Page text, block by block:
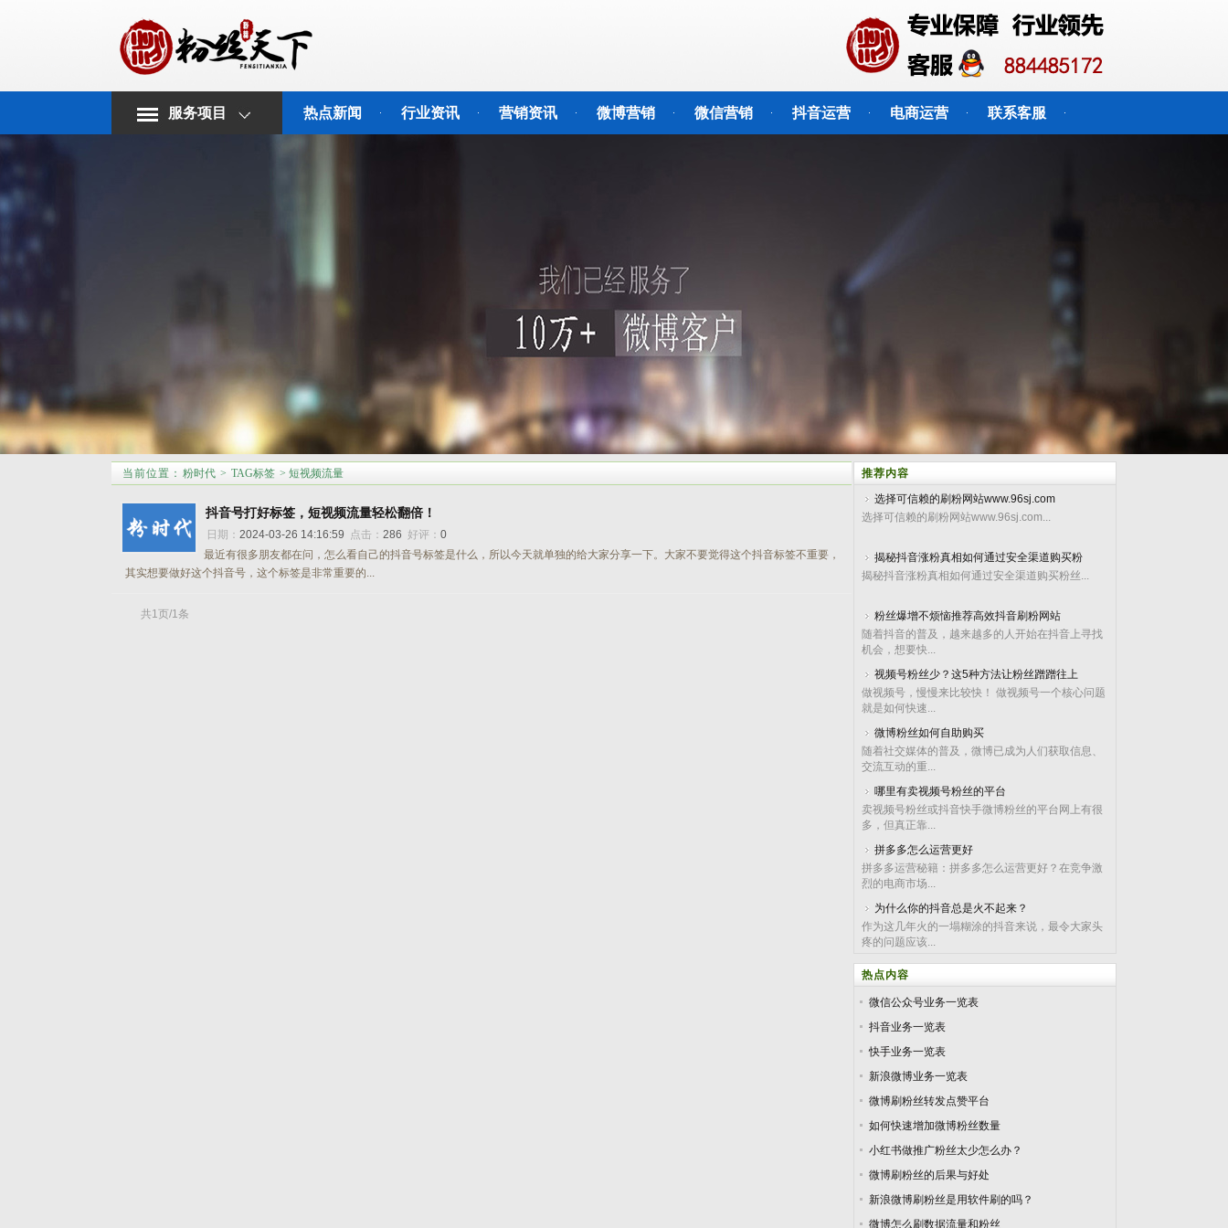
服务项目 热点新闻 行业资讯 营销资讯 微博营销 微信营销 抖音运营 电商运营 联系客服
当前位置 ： 粉时代 > TAG标签 > 短视频流量
抖音号打好标签，短视频流量轻松翻倍！
日期： 2024-03-26 14:16:59 点击： 286 好评： 0
最近有很多朋友都在问，怎么看自己的抖音号标签是什么，所以今天就单独的给大家分享一下。大家不要觉得这个抖音标签不重要，
其实想要做好这个抖音号，这个标签是非常重要的...
共1页/1条
推荐内容
选择可信赖的刷粉网站www.96sj.com
选择可信赖的刷粉网站www.96sj.com...
揭秘抖音涨粉真相如何通过安全渠道购买粉
揭秘抖音涨粉真相如何通过安全渠道购买粉丝...
粉丝爆增不烦恼推荐高效抖音刷粉网站
随着抖音的普及，越来越多的人开始在抖音上寻找
机会，想要快...
视频号粉丝少？这5种方法让粉丝蹭蹭往上
做视频号，慢慢来比较快！ 做视频号一个核心问题
就是如何快速...
微博粉丝如何自助购买
随着社交媒体的普及，微博已成为人们获取信息、
交流互动的重...
哪里有卖视频号粉丝的平台
卖视频号粉丝或抖音快手微博粉丝的平台网上有很
多，但真正靠...
拼多多怎么运营更好
拼多多运营秘籍：拼多多怎么运营更好？在竞争激
烈的电商市场...
为什么你的抖音总是火不起来？
作为这几年火的一塌糊涂的抖音来说，最令大家头
疼的问题应该...
热点内容
微信公众号业务一览表
抖音业务一览表
快手业务一览表
新浪微博业务一览表
微博刷粉丝转发点赞平台
如何快速增加微博粉丝数量
小红书做推广粉丝太少怎么办？
微博刷粉丝的后果与好处
新浪微博刷粉丝是用软件刷的吗？
微博怎么刷数据流量和粉丝